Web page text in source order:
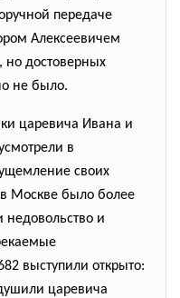
передаче
Алексеевичем
но достоверных
не было.
царевича Ивана и
в
своих
Москве было более
недовольство и
выступили открыто:
царевича